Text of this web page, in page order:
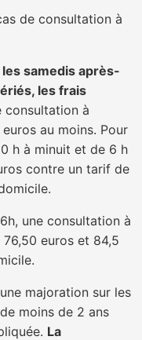
de consultation à
les samedis après-
les frais
consultation à
au moins. Pour
h à minuit et de 6 h
contre un tarif de
une consultation à
euros et 84,5
majoration sur les
moins de 2 ans
La